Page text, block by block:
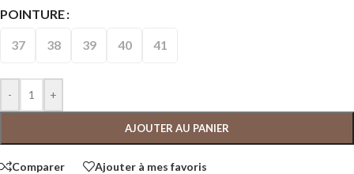
POINTURE
37 38 39 40 41
- +
AJOUTER AU PANIER
Comparer Ajouter à mes favoris